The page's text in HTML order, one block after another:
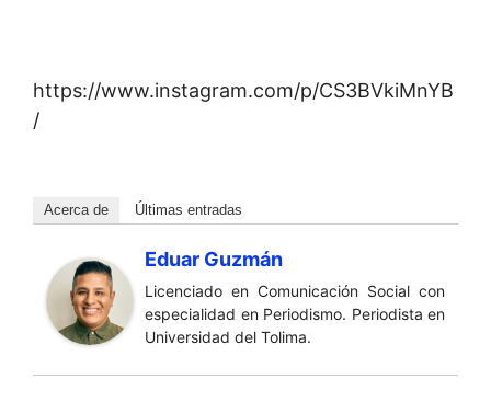
https://www.instagram.com/p/CS3BVkiMnYB
/
Acerca de Últimas entradas
Eduar Guzmán
Licenciado en Comunicación Social con
especialidad en Periodismo. Periodista en
Universidad del Tolima.